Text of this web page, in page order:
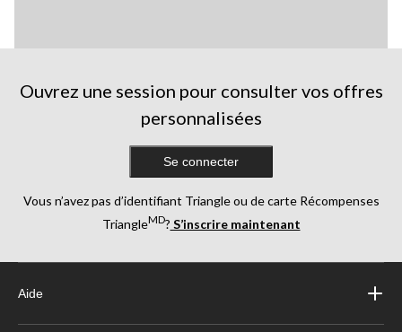
Ouvrez une session pour consulter vos offres
personnalisées
Se connecter
Vous n’avez pas d’identifiant Triangle ou de carte Récompenses
TriangleMD? S’inscrire maintenant
Aide